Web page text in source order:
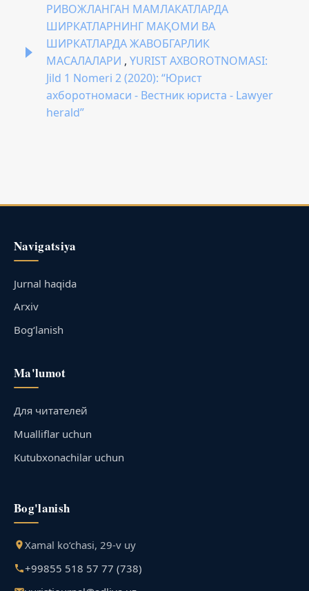
РИВОЖЛАНГАН МАМЛАКАТЛАРДА
ШИРКАТЛАРНИНГ МАҚОМИ ВА
ШИРКАТЛАРДА ЖАВОБГАРЛИК
МАСАЛАЛАРИ , YURIST AXBOROTNOMASI:
Jild 1 Nomeri 2 (2020): “Юрист
ахборотномаси - Вестник юриста - Lawyer
herald”
Navigatsiya
Jurnal haqida
Arxiv
Bog‘lanish
Ma'lumot
Для читателей
Mualliflar uchun
Kutubxonachilar uchun
Bog'lanish
Xamal ko‘chasi, 29-v uy
+99855 518 57 77 (738)